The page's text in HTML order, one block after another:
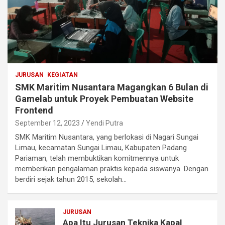
JURUSAN KEGIATAN
SMK Maritim Nusantara Magangkan 6 Bulan di
Gamelab untuk Proyek Pembuatan Website
Frontend
September 12, 2023 Yendi Putra
SMK Maritim Nusantara, yang berlokasi di Nagari Sungai
Limau, kecamatan Sungai Limau, Kabupaten Padang
Pariaman, telah membuktikan komitmennya untuk
memberikan pengalaman praktis kepada siswanya. Dengan
berdiri sejak tahun 2015, sekolah…
JURUSAN
Apa Itu Jurusan Teknika Kapal